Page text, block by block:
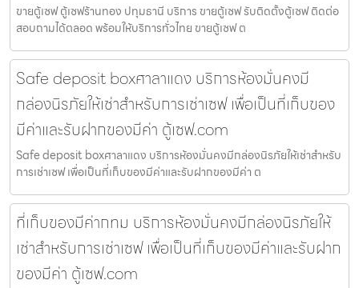
ขายตู้เซฟ ตู้เซฟร้านทอง ปทุมธานี บริการ ขายตู้เซฟ รับติดตั้งตู้เซฟ ติดต่อ
สอบถามได้ตลอด พร้อมให้บริการทั่วไทย ขายตู้เซฟ ต
Safe deposit boxศาลาแดง บริการห้องมั่นคงมี
กล่องนิรภัยให้เช่าสำหรับการเช่าเซฟ เพื่อเป็นที่เก็บของ
มีค่าและรับฝากของมีค่า ตู้เซฟ.com
Safe deposit boxศาลาแดง บริการห้องมั่นคงมีกล่องนิรภัยให้เช่าสำหรับ
การเช่าเซฟ เพื่อเป็นที่เก็บของมีค่าและรับฝากของมีค่า ต
ที่เก็บของมีค่ากทม บริการห้องมั่นคงมีกล่องนิรภัยให้
เช่าสำหรับการเช่าเซฟ เพื่อเป็นที่เก็บของมีค่าและรับฝาก
ของมีค่า ตู้เซฟ.com